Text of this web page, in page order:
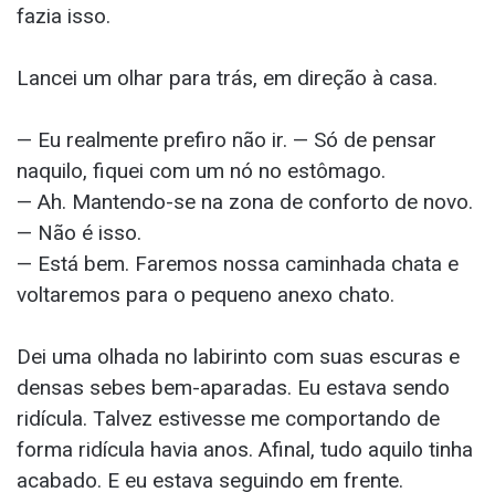
fazia isso.
Lancei um olhar para trás, em direção à casa.
— Eu realmente prefiro não ir. — Só de pensar
naquilo, fiquei com um nó no estômago.
— Ah. Mantendo-se na zona de conforto de novo.
— Não é isso.
— Está bem. Faremos nossa caminhada chata e
voltaremos para o pequeno anexo chato.
Dei uma olhada no labirinto com suas escuras e
densas sebes bem-aparadas. Eu estava sendo
ridícula. Talvez estivesse me comportando de
forma ridícula havia anos. Afinal, tudo aquilo tinha
acabado. E eu estava seguindo em frente.